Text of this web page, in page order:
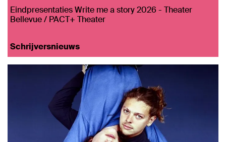
Eindpresentaties Write me a story 2026 - Theater
Bellevue / PACT+ Theater
Schrijversnieuws